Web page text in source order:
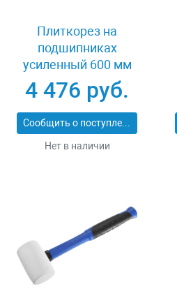
Плиткорез на
подшипниках
усиленный 600 мм
Stayer PROFI 3318-60
4 476 руб.
Сообщить о поступлении
Нет в наличии